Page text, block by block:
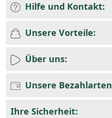
Hilfe und Kontakt:
Unsere Vorteile:
Über uns:
Unsere
Ihre Sicherheit: